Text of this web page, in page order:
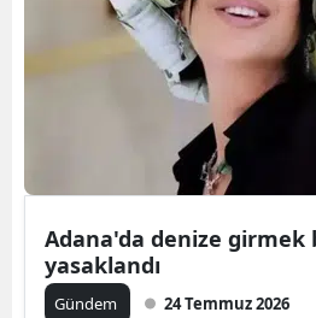
Adana'da denize girmek
yasaklandı
Gündem 24 Temmuz 2026